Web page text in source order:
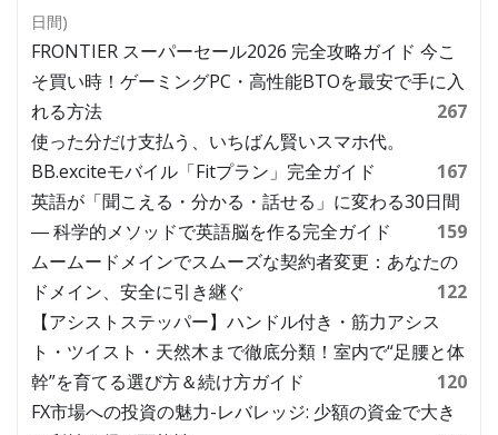
日間)
FRONTIER スーパーセール2026 完全攻略ガイド 今こ
そ買い時！ゲーミングPC・高性能BTOを最安で手に入
れる方法
267
使った分だけ支払う、いちばん賢いスマホ代。
BB.exciteモバイル「Fitプラン」完全ガイド
167
英語が「聞こえる・分かる・話せる」に変わる30日間
― 科学的メソッドで英語脳を作る完全ガイド
159
ムームードメインでスムーズな契約者変更：あなたの
ドメイン、安全に引き継ぐ
122
【アシストステッパー】ハンドル付き・筋力アシス
ト・ツイスト・天然木まで徹底分類！室内で“足腰と体
幹”を育てる選び方＆続け方ガイド
120
FX市場への投資の魅力-レバレッジ: 少額の資金で大き